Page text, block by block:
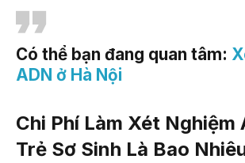
Có thể bạn đang quan tâm:
ADN ở Hà Nội
Chi Phí Làm Xét Nghiệm
Trẻ Sơ Sinh Là Bao